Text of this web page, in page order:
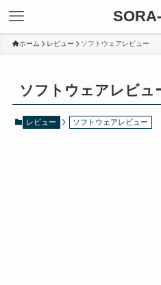
ホーム レビュー ソフトウェアレビュー
ソフトウェアレビュ
レビュー ソフトウェアレビュー